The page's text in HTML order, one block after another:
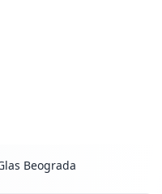
Beograda